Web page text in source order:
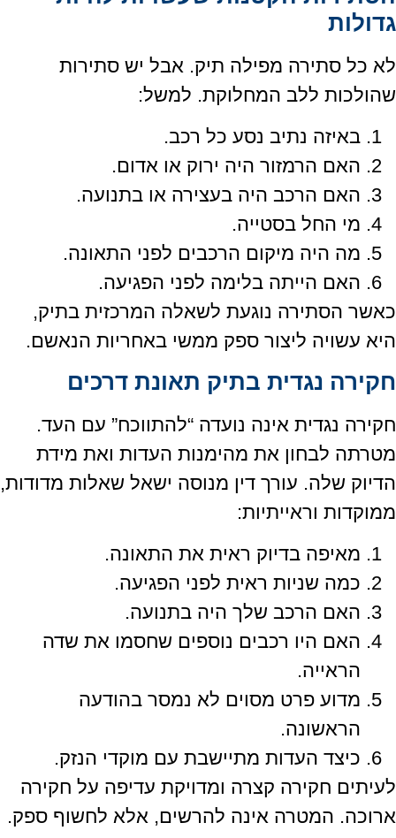
גדולות
לא כל סתירה מפילה תיק. אבל יש סתירות
שהולכות ללב המחלוקת. למשל:
באיזה נתיב נסע כל רכב.
האם הרמזור היה ירוק או אדום.
האם הרכב היה בעצירה או בתנועה.
מי החל בסטייה.
מה היה מיקום הרכבים לפני התאונה.
האם הייתה בלימה לפני הפגיעה.
כאשר הסתירה נוגעת לשאלה המרכזית בתיק,
היא עשויה ליצור ספק ממשי באחריות הנאשם.
חקירה נגדית בתיק תאונת דרכים
חקירה נגדית אינה נועדה “להתווכח” עם העד.
מטרתה לבחון את מהימנות העדות ואת מידת
הדיוק שלה. עורך דין מנוסה ישאל שאלות מדודות,
ממוקדות וראייתיות:
מאיפה בדיוק ראית את התאונה.
כמה שניות ראית לפני הפגיעה.
האם הרכב שלך היה בתנועה.
האם היו רכבים נוספים שחסמו את שדה
הראייה.
מדוע פרט מסוים לא נמסר בהודעה
הראשונה.
כיצד העדות מתיישבת עם מוקדי הנזק.
לעיתים חקירה קצרה ומדויקת עדיפה על חקירה
ארוכה. המטרה אינה להרשים, אלא לחשוף ספק.